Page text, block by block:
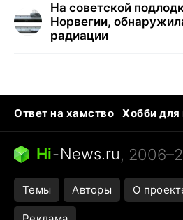
На советской
Норвегии,
радиации
Ответ на хамство
Хобби для
Бензин 100 и 95
Тунцы в
Следующая пандемия
Hi-News.ru,
Темы Авторы О